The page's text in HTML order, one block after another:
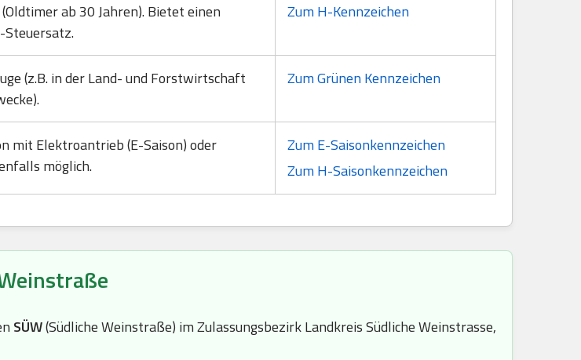
ab 30 Jahren). Bietet einen
Steuersatz.
Zum H-Kennzeichen
(z.B. in der Land- und Forstwirtschaft
Zum Grünen Kennzeichen
mit Elektroantrieb (E-Saison) oder
möglich.
Zum E-Saisonkennzeichen
Zum H-Saisonkennzeichen
SÜW(Südliche Weinstraße) im Zulassungsbezirk Landkreis Südliche Weinstrasse,